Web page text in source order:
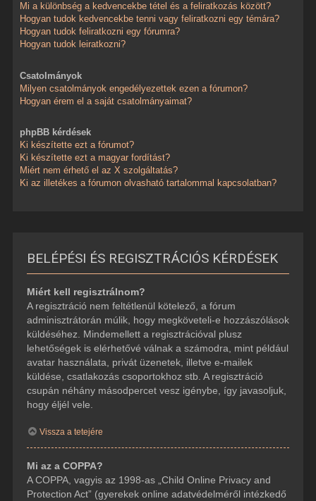
Mi a különbség a kedvencekbe tétel és a feliratkozás között?
Hogyan tudok kedvencekbe tenni vagy feliratkozni egy témára?
Hogyan tudok feliratkozni egy fórumra?
Hogyan tudok leiratkozni?
Csatolmányok
Milyen csatolmányok engedélyezettek ezen a fórumon?
Hogyan érem el a saját csatolmányaimat?
phpBB kérdések
Ki készítette ezt a fórumot?
Ki készítette ezt a magyar fordítást?
Miért nem érhető el az X szolgáltatás?
Ki az illetékes a fórumon olvasható tartalommal kapcsolatban?
BELÉPÉSI ÉS REGISZTRÁCIÓS KÉRDÉSEK
Miért kell regisztrálnom?
A regisztráció nem feltétlenül kötelező, a fórum
adminisztrátorán múlik, hogy megköveteli-e hozzászólások
küldéséhez. Mindemellett a regisztrációval plusz
lehetőségek is elérhetővé válnak a számodra, mint például
avatar használata, privát üzenetek, illetve e-mailek
küldése, csatlakozás csoportokhoz stb. A regisztráció
csupán néhány másodpercet vesz igénybe, így javasoljuk,
hogy éljél vele.
Vissza a tetejére
Mi az a COPPA?
A COPPA, vagyis az 1998-as „Child Online Privacy and
Protection Act” (gyerekek online adatvédelméről intézkedő